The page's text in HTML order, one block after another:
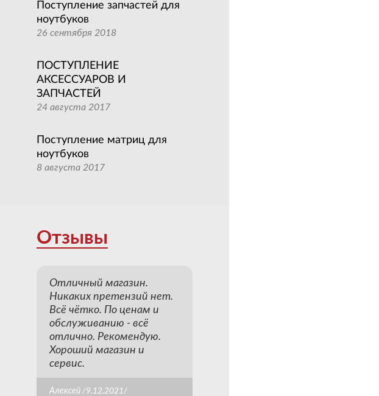
Поступление запчастей для
ноутбуков
26 сентября 2018
ПОСТУПЛЕНИЕ
АКСЕССУАРОВ И
ЗАПЧАСТЕЙ
24 августа 2017
Поступление матриц для
ноутбуков
8 августа 2017
Отзывы
Отличный магазин.
Никаких претензий нет.
Всё чётко. По ценам и
обслуживанию - всё
отлично. Рекомендую.
Хороший магазин и
сервис.
Алексей /9.12.2021/